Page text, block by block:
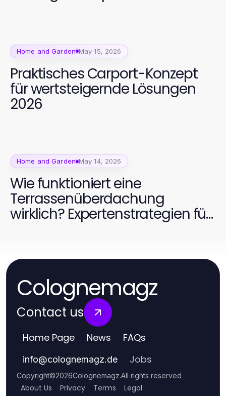
Gartenliebhaber 2026
Home and Garden May 15, 2026
Praktisches Carport-Konzept
für wertsteigernde Lösungen
2026
Home and Garden May 14, 2026
Wie funktioniert eine
Terrassenüberdachung
wirklich? Expertenstrategien für
Colognemagz
Contact us
Home Page News FAQs
info@colognemagz.de Jobs
Copyright©2026Colognemagz.All rights reserved
About Us Privacy Terms Legal